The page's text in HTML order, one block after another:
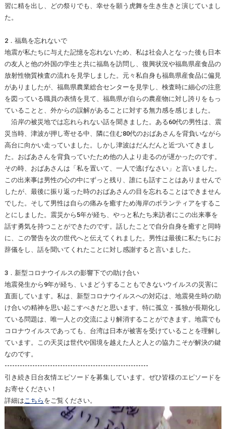
習に精を出し、どの祭りでも、幸せを願う虎舞を生き生きと演じていまし
た。
2．福島を忘れないで
地震が私たちに与えた記憶を忘れないため、私は社会人となった後も日本
の友人と他の外国の学生と共に福島を訪問し、復興状況や福島県産食品の
放射性物質検査の流れを見学しました。元々私自身も福島県産食品に偏見
がありましたが、福島県農業総合センターを見学し、検査時に細心の注意
を図っている職員の表情を見て、福島県が自らの農産物に対し誇りをもっ
ていることと、外からの誤解があることに対する無力感を感じました。
沿岸の被災地では忘れられない話を聞きました。ある60代の男性は、震
災当時、津波が押し寄せる中、隣に住む80代のおばあさんを背負いながら
高台に向かい走っていました。しかし津波はだんだんと近づいてきまし
た。おばあさんを背負っていたため他の人より走るのが遅かったのです。
その時、おばあさんは「私を置いて、一人で逃げなさい」と言いました。
この出来事は男性の心の中にずっと残り、誰にも話すことはありませんで
したが、最後に振り返った時のおばあさんの目を忘れることはできません
でした。そして男性は自らの痛みを癒すため海岸のボランティアをするこ
とにしました。震災から5年が経ち、やっと私たち来訪者にこの出来事を
話す勇気を持つことができたのです。話したことで自分自身を癒すと同時
に、この警告を次の世代へと伝えてくれました。男性は最後に私たちにお
辞儀をし、話を聞いてくれたことに対し感謝すると言いました。
3．新型コロナウイルスの影響下での助け合い
地震発生から9年が経ち、いまどうすることもできないウイルスの災害に
直面しています。私は、新型コロナウイルスへの対応は、地震発生時の助
け合いの精神を思い起こすべきだと思います。特に孤立・孤独が長期化し
ている問題は、唯一人との交流により解消することができます。地震でも
コロナウイルスであっても、台湾は日本が被害を受けていることを理解し
ています。この天災は世代や国境を越えた人と人との協力こそが解決の鍵
なのです。
---------------------------------------------------------
引き続き日台友情エピソードを募集しています。ぜひ皆様のエピソードを
お寄せください！
詳細は こちら をご覧ください。